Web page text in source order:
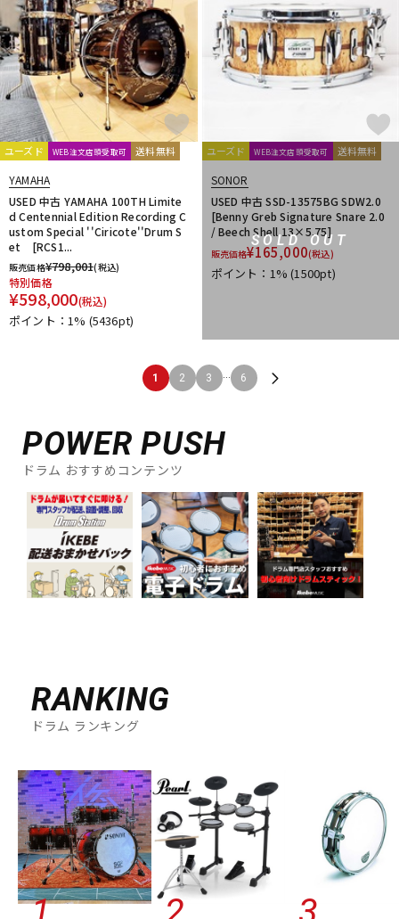
ユーズド WEB注文店頭受取可 送料無料
YAMAHA
USED 中古 YAMAHA 100TH Limite
d Centennial Edition Recording C
ustom Special ''Ciricote''Drum S
et [RCS1...
販売価格¥798,001(税込)
特別価格
¥598,000(税込)
ポイント：1% (5436pt)
SOLD OUT
ユーズド WEB注文店頭受取可 送料無料
SONOR
USED 中古 SSD-13575BG SDW2.0
[Benny Greb Signature Snare 2.0
/ Beech Shell 13×5.75]
販売価格¥165,000(税込)
ポイント：1%(1500pt)
1 2 3 ... 6
POWER PUSH
ドラム おすすめコンテンツ
RANKING
ドラム ランキング